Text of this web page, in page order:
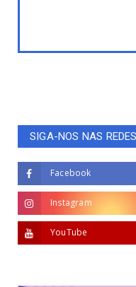
SIGA-NOS NAS
Facebook
Instagram
YouTube